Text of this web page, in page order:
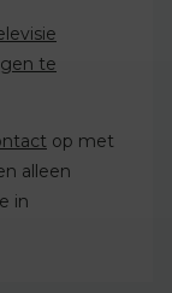
te
op met
alleen
in